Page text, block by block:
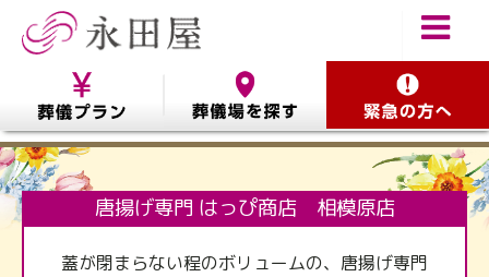
唐揚げ専門 はっぴ商店 相模原店
蓋が閉まらない程のボリュームの、唐揚げ専門